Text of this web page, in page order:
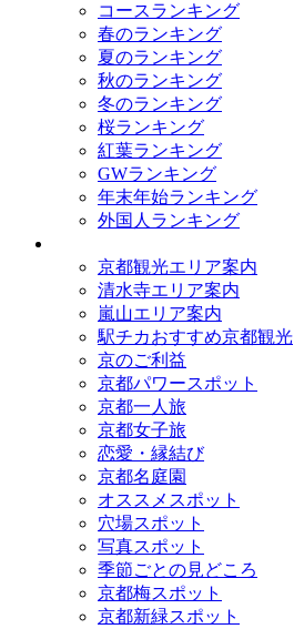
コースランキング
春のランキング
夏のランキング
秋のランキング
冬のランキング
桜ランキング
紅葉ランキング
GWランキング
年末年始ランキング
外国人ランキング
京都観光エリア案内
清水寺エリア案内
嵐山エリア案内
駅チカおすすめ京都観光
京のご利益
京都パワースポット
京都一人旅
京都女子旅
恋愛・縁結び
京都名庭園
オススメスポット
穴場スポット
写真スポット
季節ごとの見どころ
京都梅スポット
京都新緑スポット